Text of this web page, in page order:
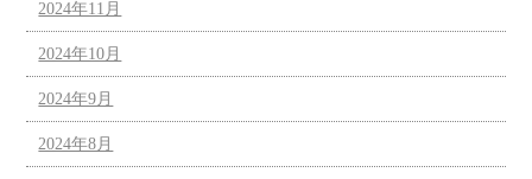
2024年11月
2024年10月
2024年9月
2024年8月